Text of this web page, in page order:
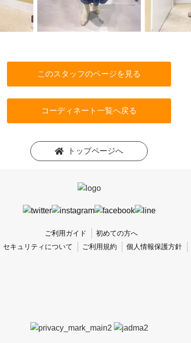
このスタッフのページを見る
コーディネート一覧へ戻る
トップページへ
ご利用ガイド
初めての方へ
セキュリティについて ご利用規約 個人情報保護方針